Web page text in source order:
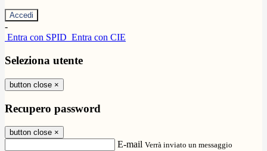
-
Entra con SPID Entra con CIE
Seleziona utente
button close ×
Recupero password
button close ×
E-mail Verrà inviato un messaggio